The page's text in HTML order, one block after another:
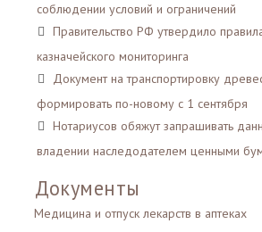
соблюдении условий и ограничений
Правительство РФ утвердило
казначейского мониторинга
Документ на транспортировку
формировать по-новому с 1 сентября
Нотариусов обяжут запрашивать
владении наследодателем ценными
Документы
Медицина и отпуск лекарств в аптеках